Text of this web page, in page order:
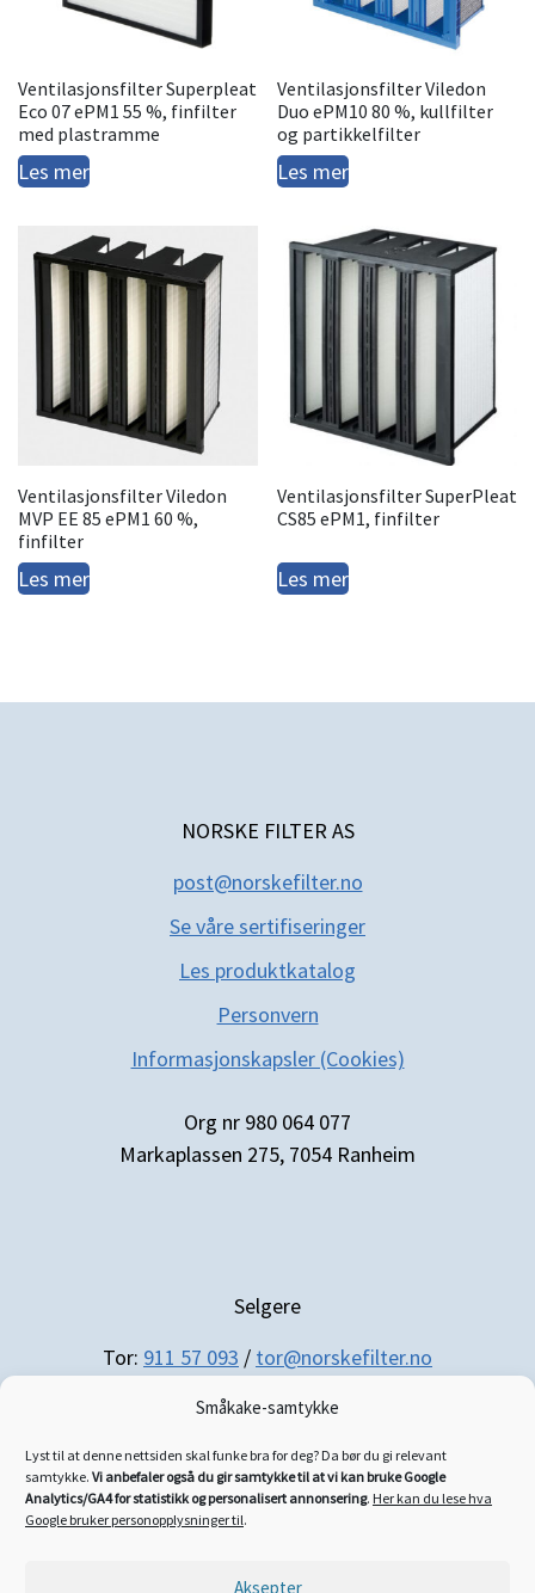
Småkake-samtykke
Lyst til at denne nettsiden skal funke bra for deg? Da bør du gi relevant
samtykke. Vi anbefaler også du gir samtykke til at vi kan bruke Google
Analytics/GA4 for statistikk og personalisert annonsering. Her kan du lese hva
Google bruker personopplysninger til.
Aksepter
Ventilasjonsfilter Superpleat
Eco 07 ePM1 55 %, finfilter
med plastramme
Les mer
Ventilasjonsfilter Viledon
Duo ePM10 80 %, kullfilter
og partikkelfilter
Les mer
Ventilasjonsfilter Viledon
MVP EE 85 ePM1 60 %,
finfilter
Les mer
Ventilasjonsfilter SuperPleat
CS85 ePM1, finfilter
Les mer
NORSKE FILTER AS
post@norskefilter.no
Se våre sertifiseringer
Les produktkatalog
Personvern
Informasjonskapsler (Cookies)
Org nr 980 064 077
Markaplassen 275, 7054 Ranheim
Selgere
Tor: 911 57 093 / tor@norskefilter.no
Regnskap/administrasjon